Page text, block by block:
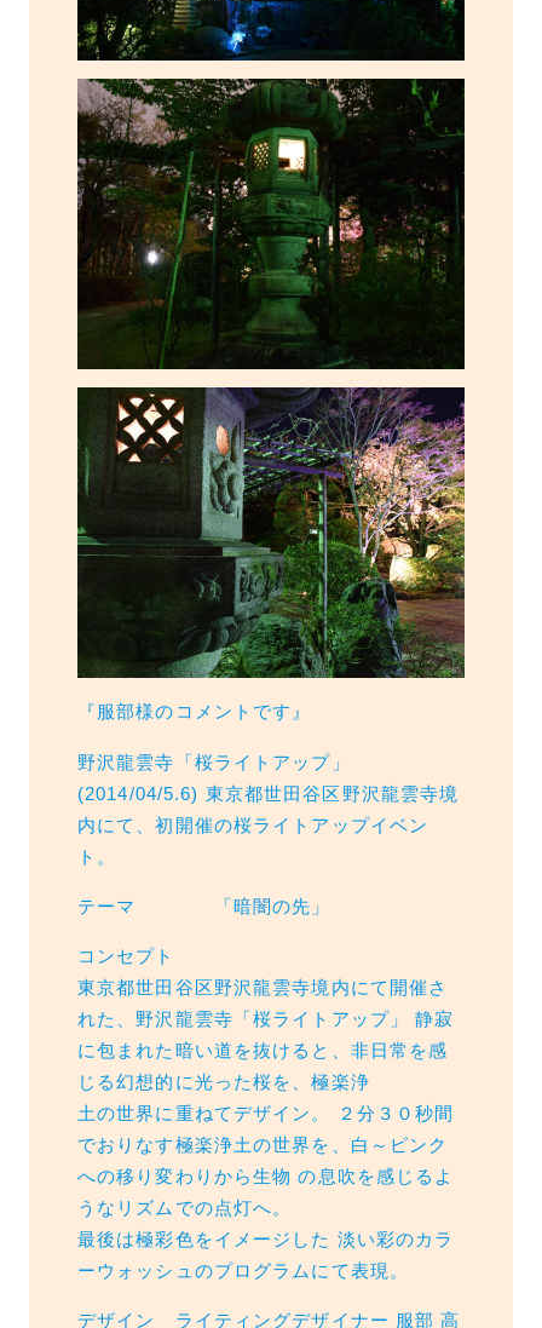
『服部様のコメントです』
野沢龍雲寺「桜ライトアップ」
(2014/04/5.6) 東京都世田谷区野沢龍雲寺境
内にて、初開催の桜ライトアップイベン
ト。
テーマ 「暗闇の先」
コンセプト
東京都世田谷区野沢龍雲寺境内にて開催さ
れた、野沢龍雲寺「桜ライトアップ」 静寂
に包まれた暗い道を抜けると、非日常を感
じる幻想的に光った桜を、極楽浄
土の世界に重ねてデザイン。 ２分３０秒間
でおりなす極楽浄土の世界を、白～ピンク
への移り変わりから生物 の息吹を感じるよ
うなリズムでの点灯へ。
最後は極彩色をイメージした 淡い彩のカラ
ーウォッシュのプログラムにて表現。
デザイン ライティングデザイナー 服部 高